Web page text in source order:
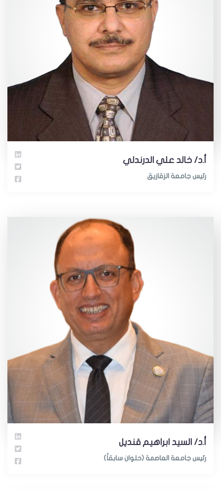
أ.د/ خالد علي الدرندلي
رئيس جامعة الزقازيق
أ.د/ السيد ابراهيم قنديل
رئيس جامعة العاصمة (حلوان سابقاً)